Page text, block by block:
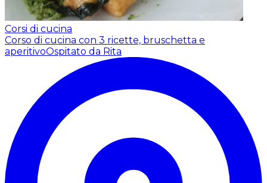
Corsi di cucina
Corso di cucina con 3 ricette, bruschetta e
aperitivoOspitato da Rita